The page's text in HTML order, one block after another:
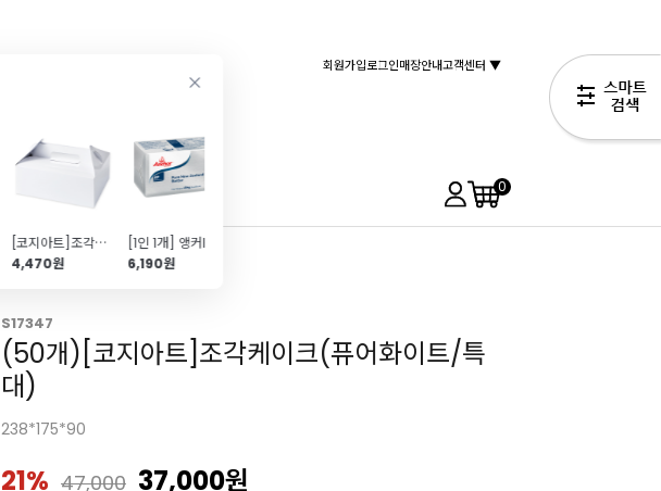
[코지아트]조각케이크상자 (퓨어화이트\/특대\/5개)
4,470원
6,190원
회원가입로그인매장안내고객센터 ▼
0
S17347
(50개)[코지아트]조각케이크(퓨어화이트/특
대)
238*175*90
21% 47,000 37,000원